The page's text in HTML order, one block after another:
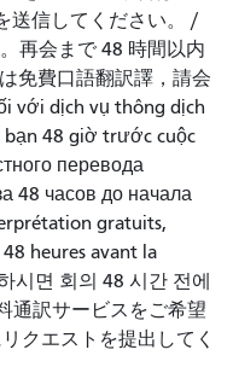
送信してください。 /
再会まで 48 時間以内
免費口語翻訳譯，請会
với dịch vụ thông dịch
bạn 48 giờ trước cuộc
перевода
48 часов до начала
gratuits,
heures avant la
시면 회의 48 시간 전에
通訳サービスをご希望
クエストを提出してく